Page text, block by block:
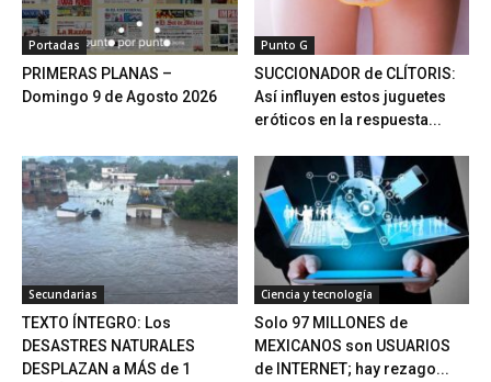
Portadas
PRIMERAS PLANAS –
Domingo 9 de Agosto 2026
Punto G
SUCCIONADOR de CLÍTORIS:
Así influyen estos juguetes
eróticos en la respuesta...
Secundarias
TEXTO ÍNTEGRO: Los
DESASTRES NATURALES
DESPLAZAN a MÁS de 1
Ciencia y tecnología
Solo 97 MILLONES de
MEXICANOS son USUARIOS
de INTERNET; hay rezago...